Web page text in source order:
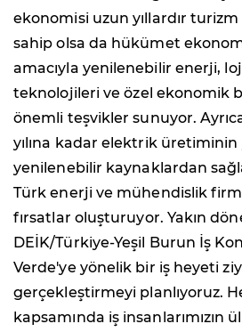
ekonomisi uzun yıllardır turizm
sahip olsa da hükümet
amacıyla yenilenebilir enerji,
teknolojileri ve özel ekonomik
önemli teşvikler sunuyor.
yılına kadar elektrik üretiminin
yenilenebilir kaynaklardan
Türk enerji ve mühendislik
fırsatlar oluşturuyor. Yakın
DEİK/Türkiye-Yeşil Burun İş
Verde'ye yönelik bir iş heyeti
gerçekleştirmeyi planlıyoruz.
kapsamında iş insanlarımızın